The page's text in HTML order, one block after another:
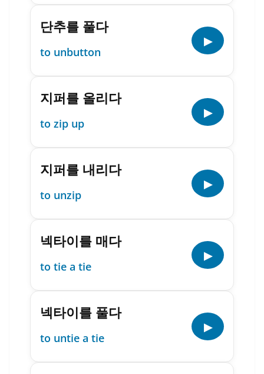
단추를 풀다
to unbutton
▶
지퍼를 올리다
to zip up
▶
지퍼를 내리다
to unzip
▶
넥타이를 매다
to tie a tie
▶
넥타이를 풀다
to untie a tie
▶